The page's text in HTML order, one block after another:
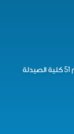
الرياض جامعة الملك سعود مكتب رقم 51 كلية الصيدلة